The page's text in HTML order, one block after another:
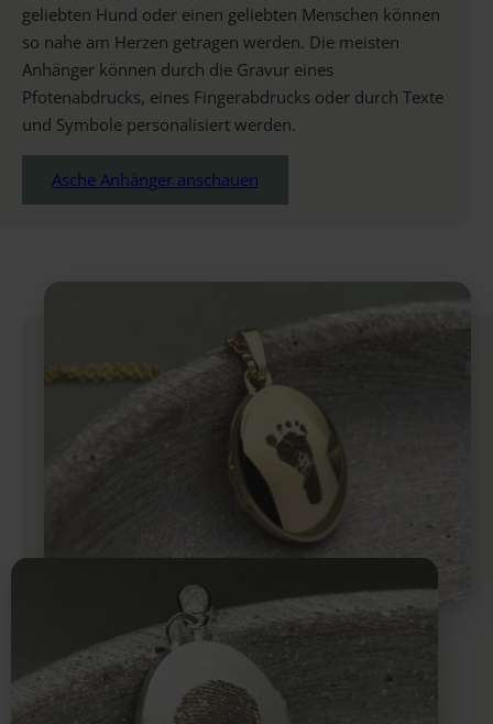
geliebten Hund oder einen geliebten Menschen können
so nahe am Herzen getragen werden. Die meisten
Anhänger können durch die Gravur eines
Pfotenabdrucks, eines Fingerabdrucks oder durch Texte
und Symbole personalisiert werden.
Asche Anhänger anschauen